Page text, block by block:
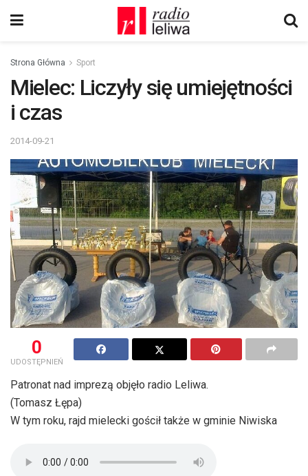
Strona Główna Sport
Mielec: Liczyły się umiejętności
i czas
2014-09-21
0
UDOSTĘPNIEŃ
Patronat nad imprezą objęło radio Leliwa.
(Tomasz Łępa)
W tym roku, rajd mielecki gościł także w gminie Niwiska